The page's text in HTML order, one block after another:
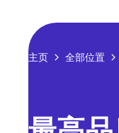
主页 全部位置